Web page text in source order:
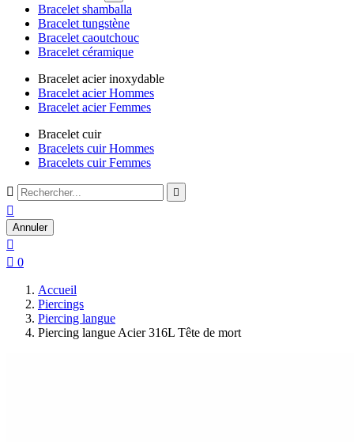
Bracelet shamballa
Bracelet tungstène
Bracelet caoutchouc
Bracelet céramique
Bracelet acier inoxydable
Bracelet acier Hommes
Bracelet acier Femmes
Bracelet cuir
Bracelets cuir Hommes
Bracelets cuir Femmes
 

Annuler

 0
Accueil
Piercings
Piercing langue
Piercing langue Acier 316L Tête de mort